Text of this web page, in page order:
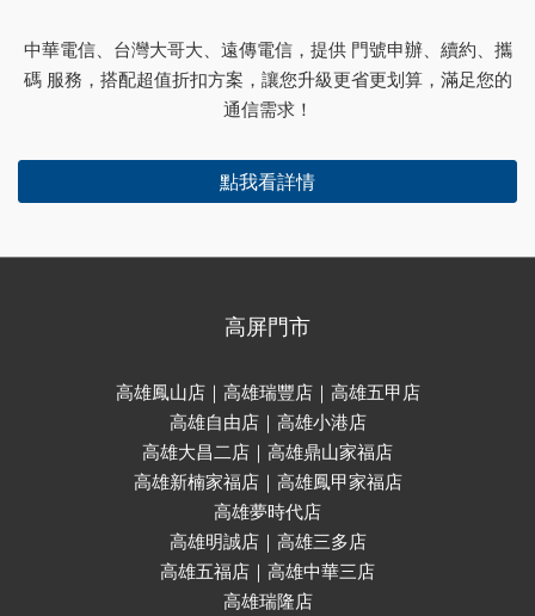
中華電信、台灣大哥大、遠傳電信，提供 門號申辦、續約、攜
碼 服務，搭配超值折扣方案，讓您升級更省更划算，滿足您的
通信需求！
點我看詳情
高屏門市
高雄鳳山店｜高雄瑞豐店｜高雄五甲店
高雄自由店｜高雄小港店
高雄大昌二店｜高雄鼎山家福店
高雄新楠家福店｜高雄鳳甲家福店
高雄夢時代店
高雄明誠店｜高雄三多店
高雄五福店｜高雄中華三店
高雄瑞隆店